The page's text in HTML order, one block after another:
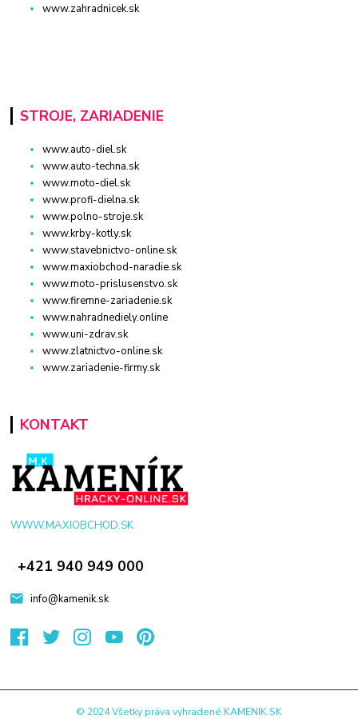
www.zahradnicek.sk
STROJE, ZARIADENIE
www.auto-diel.sk
www.auto-techna.sk
www.moto-diel.sk
www.profi-dielna.sk
www.polno-stroje.sk
www.krby-kotly.sk
www.stavebnictvo-online.sk
www.maxiobchod-naradie.sk
www.moto-prislusenstvo.sk
www.firemne-zariadenie.sk
www.nahradnediely.online
www.uni-zdrav.sk
www.zlatnictvo-online.sk
www.zariadenie-firmy.sk
KONTAKT
WWW.MAXIOBCHOD.SK
+421 940 949 000
info@kamenik.sk
© 2024 Všetky práva vyhradené KAMENIK.SK